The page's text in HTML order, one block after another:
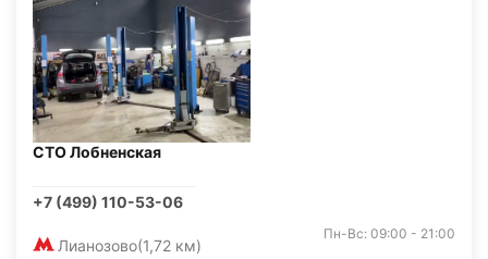
СТО Лобненская
+7 (499) 110-53-06
Лианозово(1,72 км)
Пн-Вс: 09:00 - 21:00